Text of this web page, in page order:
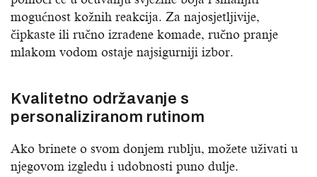
mogućnost kožnih reakcija. Za najosjetljivije,
čipkaste ili ručno izrađene komade, ručno pranje
mlakom vodom ostaje najsigurniji izbor.
Kvalitetno održavanje s
personaliziranom rutinom
Ako brinete o svom donjem rublju, možete uživati ​​u
njegovom izgledu i udobnosti puno dulje.